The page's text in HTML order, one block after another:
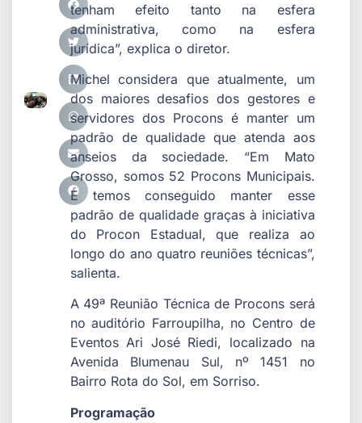
tenham efeito tanto na esfera
administrativa, como na esfera
jurídica”, explica o diretor.
Michel considera que atualmente, um
dos maiores desafios dos gestores e
servidores dos Procons é manter um
padrão de qualidade que atenda aos
anseios da sociedade. “Em Mato
Grosso, somos 52 Procons Municipais.
E temos conseguido manter esse
padrão de qualidade graças à iniciativa
do Procon Estadual, que realiza ao
longo do ano quatro reuniões técnicas”,
salienta.
A 49ª Reunião Técnica de Procons será
no auditório Farroupilha, no Centro de
Eventos Ari José Riedi, localizado na
Avenida Blumenau Sul, nº 1451 no
Bairro Rota do Sol, em Sorriso.
Programação